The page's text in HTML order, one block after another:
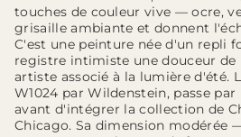
touches de couleur vive — ocre,
grisaille ambiante et donnent
C'est une peinture née d'un repli
registre intimiste une douceur de
artiste associé à la lumière d'été.
W1024 par Wildenstein, passe
avant d'intégrer la collection de
Chicago. Sa dimension modérée